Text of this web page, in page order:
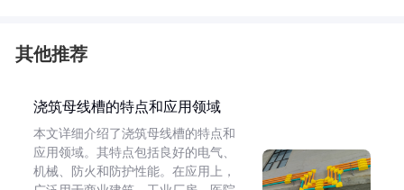
其他推荐
浇筑母线槽的特点和应用领域
本文详细介绍了浇筑母线槽的特点和
应用领域。其特点包括良好的电气、
机械、防火和防护性能。在应用上，